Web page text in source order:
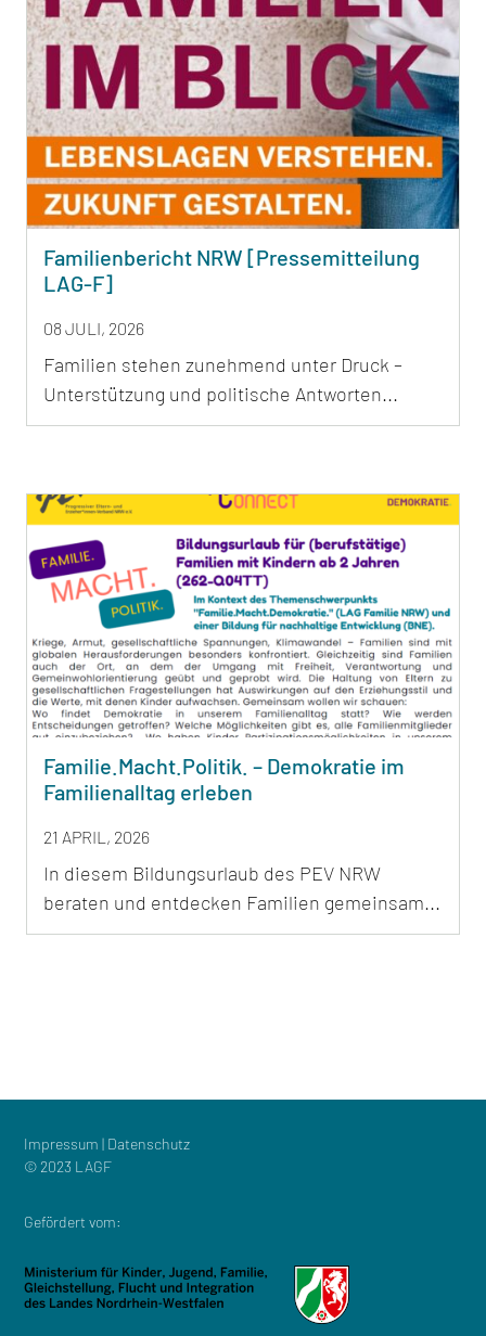
Familienbericht NRW [Pressemitteilung
LAG-F]
08 JULI, 2026
Familien stehen zunehmend unter Druck –
Unterstützung und politische Antworten...
Familie.Macht.Politik. – Demokratie im
Familienalltag erleben
21 APRIL, 2026
In diesem Bildungsurlaub des PEV NRW
beraten und entdecken Familien gemeinsam...
Impressum | Datenschutz
© 2023 LAGF
Gefördert vom: